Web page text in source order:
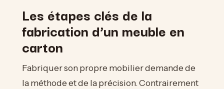
Les étapes clés de la
fabrication d’un meuble en
carton
Fabriquer son propre mobilier demande de
la méthode et de la précision. Contrairement